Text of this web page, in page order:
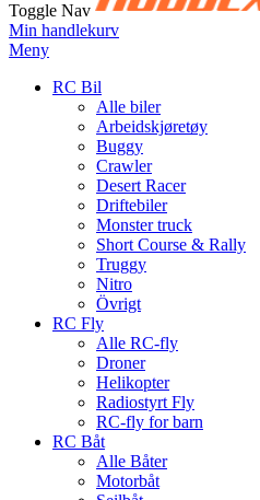
Toggle Nav
Min handlekurv
Meny
RC Bil
Alle biler
Arbeidskjøretøy
Buggy
Crawler
Desert Racer
Driftebiler
Monster truck
Short Course & Rally
Truggy
Nitro
Övrigt
RC Fly
Alle RC-fly
Droner
Helikopter
Radiostyrt Fly
RC-fly for barn
RC Båt
Alle Båter
Motorbåt